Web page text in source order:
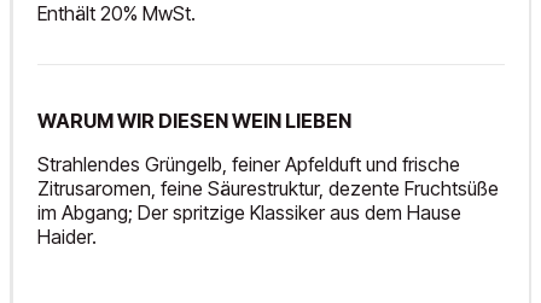
Enthält 20% MwSt.
WARUM WIR DIESEN WEIN LIEBEN
Strahlendes Grüngelb, feiner Apfelduft und frische
Zitrusaromen, feine Säurestruktur, dezente Fruchtsüße
im Abgang; Der spritzige Klassiker aus dem Hause
Haider.